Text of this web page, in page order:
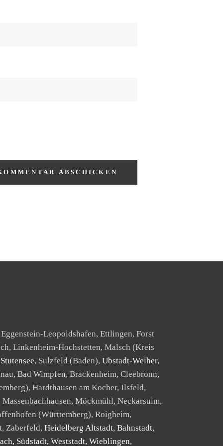
Leopoldshafen, Ettlingen, Forst
Linkenheim-Hochstetten, Malsch (Kreis
Stutensee, Sulzfeld (Baden), Ubstadt-Weiher,
Bad Wimpfen, Brackenheim, Cleebronn,
Hardthausen am Kocher, Ilsfeld,
Möckmühl, Neckarsulm,
(Württemberg), Roigheim,
Zaberfeld, Heidelberg Altstadt, Bahnstadt,
Südstadt, Weststadt, Wieblingen,